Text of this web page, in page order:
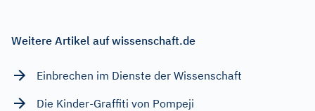
Weitere Artikel auf wissenschaft.de
Einbrechen im Dienste der Wissenschaft
Die Kinder-Graffiti von Pompeji